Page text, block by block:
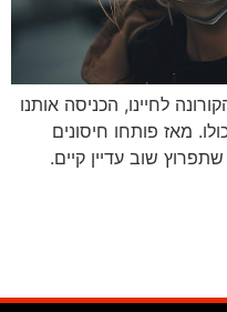
לחיינו, הכניסה אותנו
מאז פותחו חיסונים
שוב עדיין קיים.